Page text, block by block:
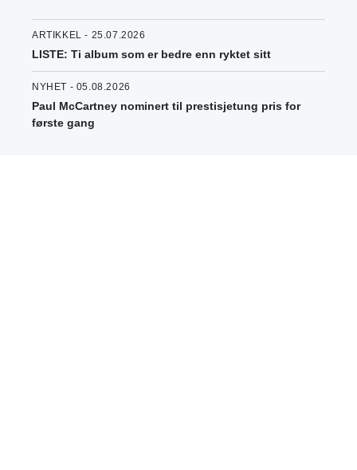
ARTIKKEL - 25.07.2026
LISTE: Ti album som er bedre enn ryktet sitt
NYHET - 05.08.2026
Paul McCartney nominert til prestisjetung pris for
første gang